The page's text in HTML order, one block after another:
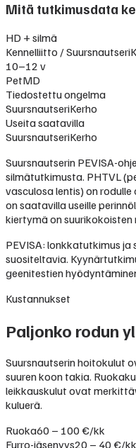
Mitä tutkimusdata
HD + silmä
Kennelliitto /
10–12 v
PetMD
Tiedostettu ongelma
SuursnautseriKerho
Useita saatavilla
SuursnautseriKerho
Suursnautserin PEVISA-
silmätutkimusta. PHTVL
vasculosa lentis) on
on saatavilla useille
kiertymä on suurikokoisten
PEVISA: lonkkatutkimus
suositeltavia.
geenitestien
Kustannukset
Paljonko rodun
Suursnautserin hoitokulut
suuren koon takia.
leikkauskulut ovat
kuluerä.
Ruoka60 – 100 €/kk
Furro-jäsenyys20 – 40 €/kk